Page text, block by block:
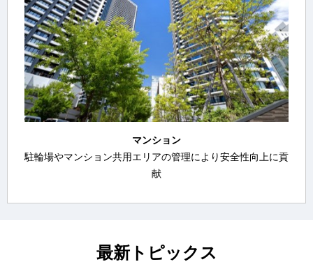
マンション
駐輪場やマンション共用エリアの管理により安全性向上に貢
献
最新トピックス